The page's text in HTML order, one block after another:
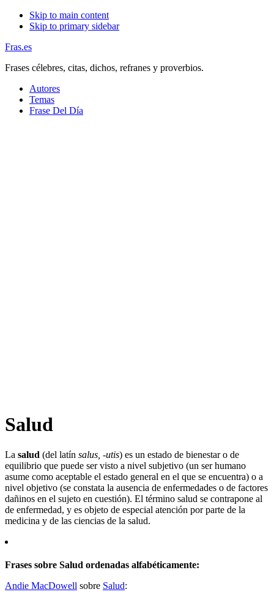
Skip to main content
Skip to primary sidebar
Fras.es
Frases célebres, citas, dichos, refranes y proverbios.
Autores
Temas
Frase Del Día
Salud
La salud (del latín salus, -utis)​ es un estado de bienestar o de
equilibrio que puede ser visto a nivel subjetivo (un ser humano
asume como aceptable el estado general en el que se encuentra) o a
nivel objetivo (se constata la ausencia de enfermedades o de factores
dañinos en el sujeto en cuestión). El término salud se contrapone al
de enfermedad, y es objeto de especial atención por parte de la
medicina y de las ciencias de la salud.
Frases sobre Salud ordenadas alfabéticamente:
Andie MacDowell sobre Salud: